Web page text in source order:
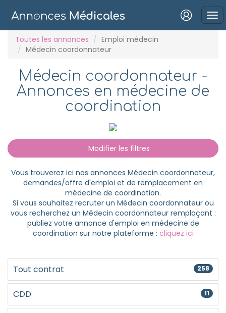
Connexion
Mot de passe oublié ?
Se connecter avec Google
Se connecter avec LinkedIn
Inscrivez-vous en un clic !
Créer un compte
Toutes les annonces
Emploi médecin
Médecin coordonnateur
Médecin coordonnateur -
Annonces en médecine de
coordination
Modifier les filtres
Vous trouverez ici nos annonces Médecin coordonnateur,
demandes/offre d'emploi et de remplacement en
médecine de coordination.
Si vous souhaitez recruter un Médecin coordonnateur ou
vous recherchez un Médecin coordonnateur remplaçant :
publiez votre annonce d'emploi en médecine de
coordination sur notre plateforme : cliquez ici
Tout contrat 258
CDD 11